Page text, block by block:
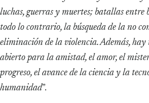
luchas, guerras y muertes; batallas entre
todo lo contrario, la búsqueda de la no
eliminación de la violencia. Además, hay
abierto para la amistad, el amor, el
progreso, el avance de la ciencia y la
humanidad”.